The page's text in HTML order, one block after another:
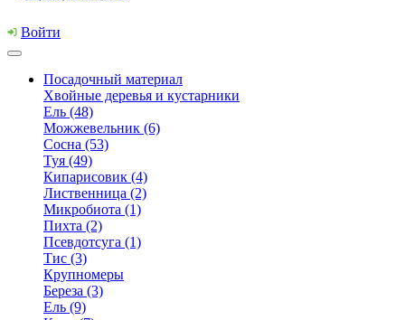
Войти
Посадочный материал
Хвойные деревья и кустарники
Ель (48)
Можжевельник (6)
Сосна (53)
Туя (49)
Кипарисовик (4)
Лиственница (2)
Микробиота (1)
Пихта (2)
Псевдотсуга (1)
Тис (3)
Крупномеры
Береза (3)
Ель (9)